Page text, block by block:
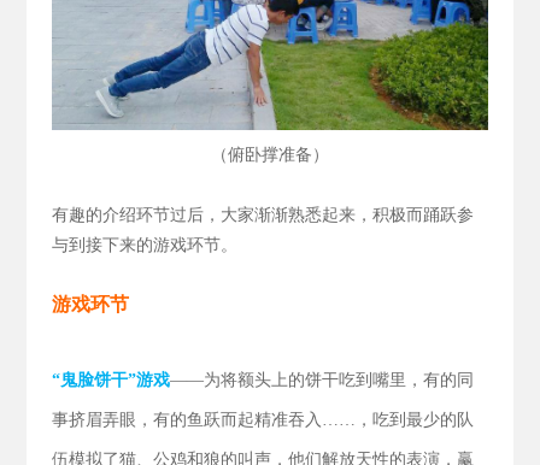
（俯卧撑准备 ）
有趣的介绍环节过后，大家渐渐熟悉起来，积极而踊跃参
与到接下来的游戏环节。
游戏环节
“鬼脸饼干”游戏——为将额头上的饼干吃到嘴里，有的同
事挤眉弄眼，有的鱼跃而起精准吞入……，吃到最少的队
伍模拟了猫、公鸡和狼的叫声，他们解放天性的表演，赢